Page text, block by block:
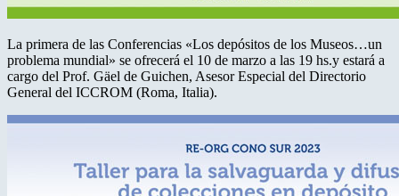
La primera de las Conferencias «Los depósitos de los Museos…un
problema mundial» se ofrecerá el 10 de marzo a las 19 hs.y estará a
cargo del Prof. Gäel de Guichen, Asesor Especial del Directorio
General del ICCROM (Roma, Italia).